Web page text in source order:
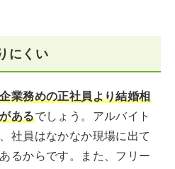
にくい
企業務めの正社員より結婚相
あるでしょう。アルバイト
社員はなかなか現場に出て
るからです。また、フリー